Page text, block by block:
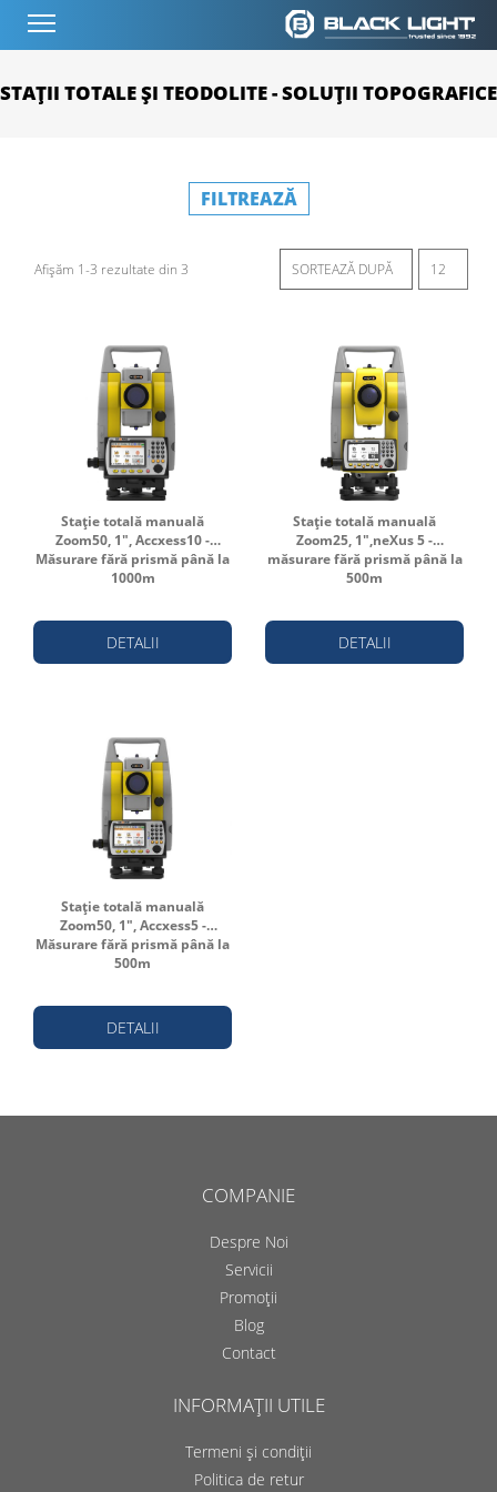
STAȚII TOTALE ȘI TEODOLITE - SOLUȚII TOPOGRAFICE
FILTREAZĂ
Afișăm 1-3 rezultate din 3
Stație totală manuală
Zoom50, 1", Accxess10 -
Măsurare fără prismă până la
1000m
DETALII
Stație totală manuală
Zoom25, 1",neXus 5 -
măsurare fără prismă până la
500m
DETALII
Stație totală manuală
Zoom50, 1", Accxess5 -
Măsurare fără prismă până la
500m
DETALII
COMPANIE
Despre Noi
Servicii
Promoții
Blog
Contact
INFORMAȚII UTILE
Termeni și condiții
Politica de retur